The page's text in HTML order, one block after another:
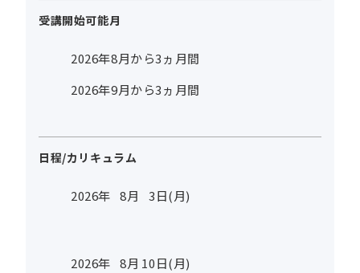
受講開始可能月
2026年8月から3ヵ月間
2026年9月から3ヵ月間
日程/カリキュラム
2026年 8月 3日(月)
2026年 8月 10日(月)